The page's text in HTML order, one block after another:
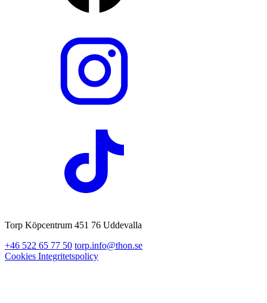
Torp Köpcentrum 451 76 Uddevalla
+46 522 65 77 50 torp.info@thon.se
Cookies Integritetspolicy